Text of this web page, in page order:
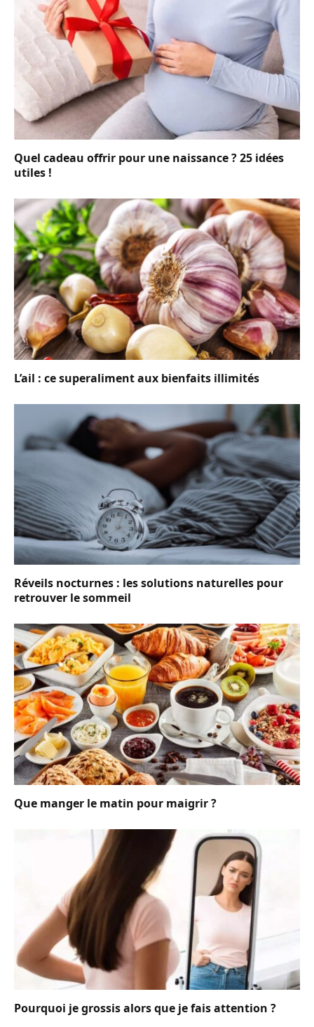
Quel cadeau offrir pour une naissance ? 25 idées
utiles !
L’ail : ce superaliment aux bienfaits illimités
Réveils nocturnes : les solutions naturelles pour
retrouver le sommeil
Que manger le matin pour maigrir ?
Pourquoi je grossis alors que je fais attention ?